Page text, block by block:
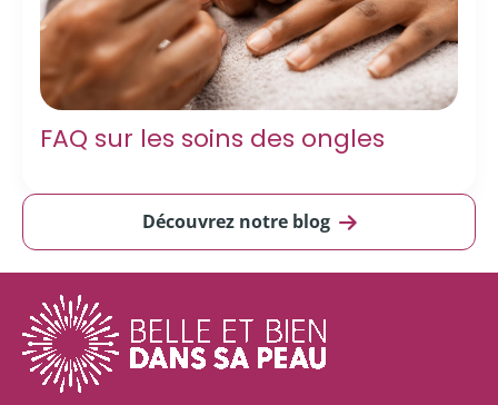
FAQ sur les soins des ongles
Découvrez notre blog